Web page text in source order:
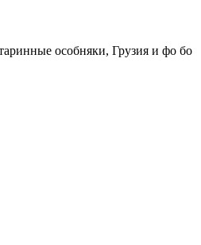
особняки, Грузия и фо бо